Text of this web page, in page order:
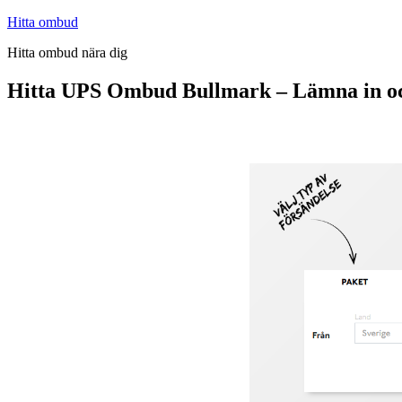
Hoppa
innehåll
Hitta ombud
Hitta ombud nära dig
Hitta UPS Ombud Bullmark – Lämna in